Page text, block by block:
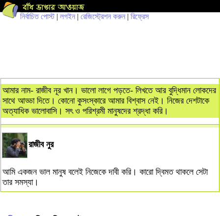
নির্বাচিত পোস্ট| লগইন | রেজিস্ট্রেশন করুন | রিফ্রেস
আমার নাম- রাজীব নূর খান। ভালো লাগে পড়তে- লিখতে আর বুদ্ধিমান লোকদের
সাথে আড্ডা দিতে। কোনো কুসংস্কারে আমার বিশ্বাস নেই। নিজের দেশটাকে
অত্যাধিক ভালোবাসি। সৎ ও পরিশ্রমী মানুষদের শ্রদ্ধা করি।
রাজীব নুর
আমি একজন ভাল মানুষ বলেই নিজেকে দাবী করি। কারো দ্বিমত থাকলে সেটা
তার সমস্যা।